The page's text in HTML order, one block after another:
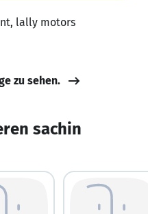
lally motors
zu sehen.
sachin